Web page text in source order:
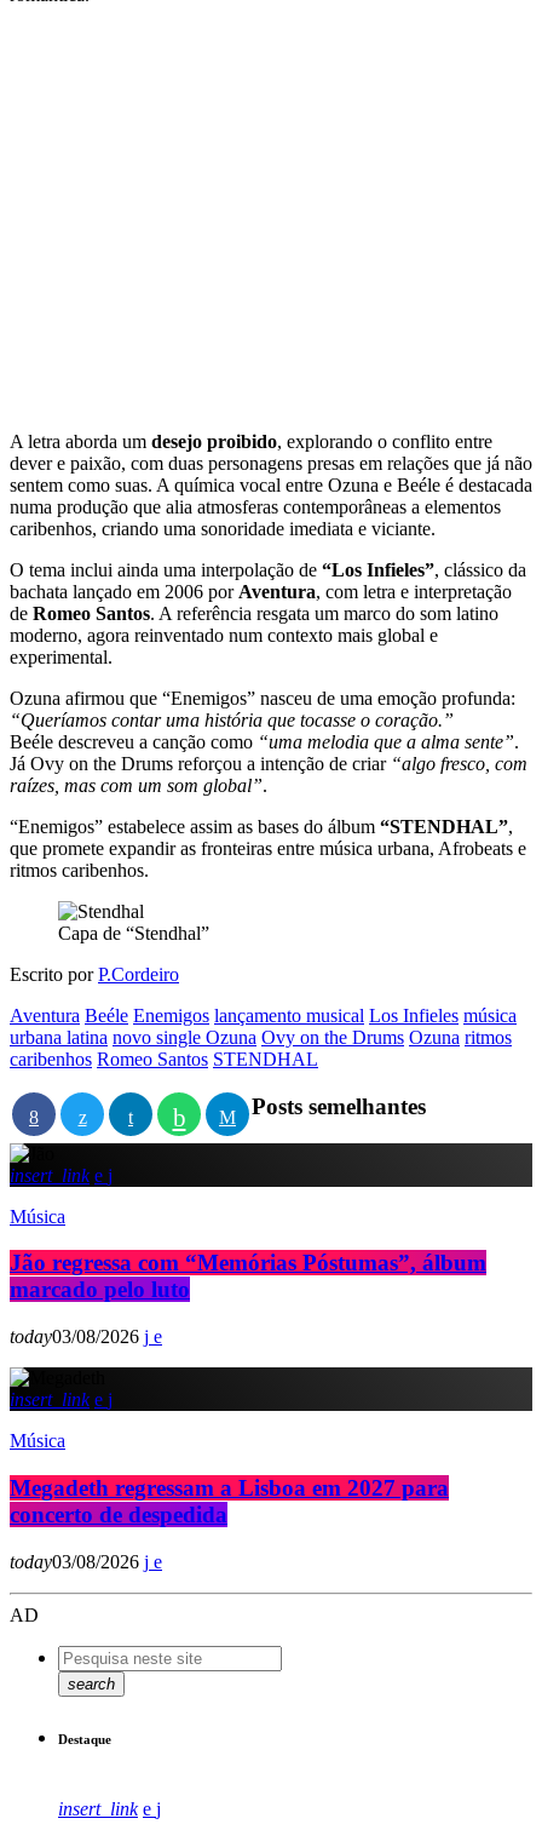
A letra aborda um desejo proibido, explorando o conflito entre
dever e paixão, com duas personagens presas em relações que já não
sentem como suas. A química vocal entre Ozuna e Beéle é destacada
numa produção que alia atmosferas contemporâneas a elementos
caribenhos, criando uma sonoridade imediata e viciante.
O tema inclui ainda uma interpolação de “Los Infieles”, clássico da
bachata lançado em 2006 por Aventura, com letra e interpretação
de Romeo Santos. A referência resgata um marco do som latino
moderno, agora reinventado num contexto mais global e
experimental.
Ozuna afirmou que “Enemigos” nasceu de uma emoção profunda:
“Queríamos contar uma história que tocasse o coração.”
Beéle descreveu a canção como “uma melodia que a alma sente”.
Já Ovy on the Drums reforçou a intenção de criar “algo fresco, com
raízes, mas com um som global”.
“Enemigos” estabelece assim as bases do álbum “STENDHAL”,
que promete expandir as fronteiras entre música urbana, Afrobeats e
ritmos caribenhos.
Capa de “Stendhal”
Escrito porP.Cordeiro
Aventura Beéle Enemigos lançamento musical Los Infieles música
urbana latina novo single Ozuna Ovy on the Drums Ozuna ritmos
caribenhos Romeo Santos STENDHAL
Posts semelhantes
insert_link
Música
Jão regressa com “Memórias Póstumas”, álbum
marcado pelo luto
today03/08/2026
insert_link
Música
Megadeth regressam a Lisboa em 2027 para
concerto de despedida
today03/08/2026
AD
search
Destaque
insert_link